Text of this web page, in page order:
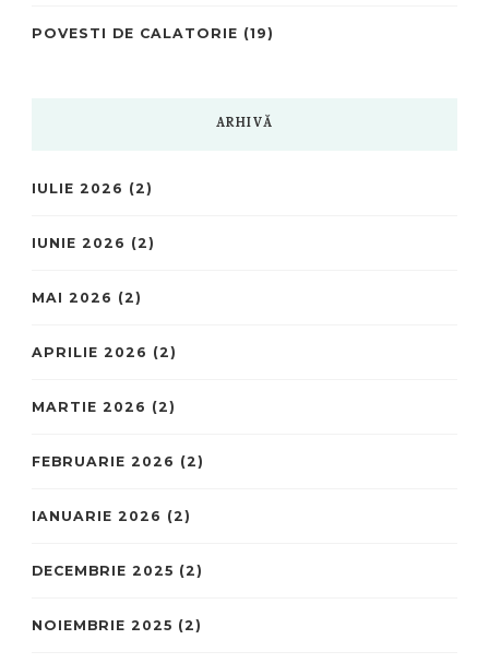
POVESTI DE CALATORIE (19)
ARHIVĂ
IULIE 2026 (2)
IUNIE 2026 (2)
MAI 2026 (2)
APRILIE 2026 (2)
MARTIE 2026 (2)
FEBRUARIE 2026 (2)
IANUARIE 2026 (2)
DECEMBRIE 2025 (2)
NOIEMBRIE 2025 (2)